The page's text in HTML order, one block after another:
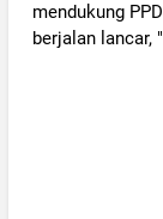
mendukung
berjalan lancar,